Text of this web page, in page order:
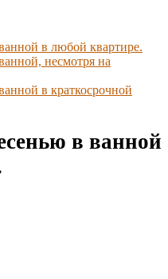
в любой квартире.
несмотря на
в краткосрочной
в ванной